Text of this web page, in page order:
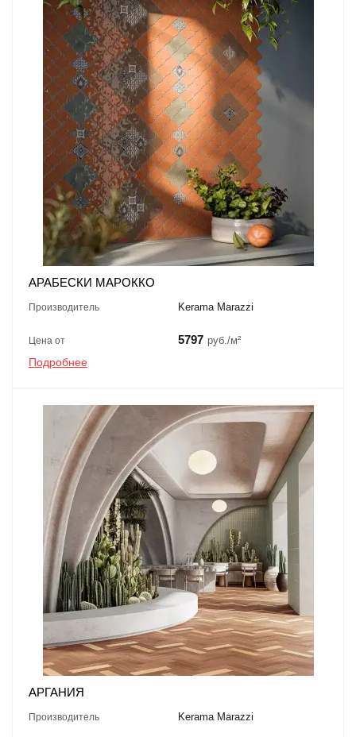
АРАБЕСКИ МАРОККО
Производитель Kerama Marazzi
Цена от 5797 руб./м²
Подробнее
АРГАНИЯ
Производитель Kerama Marazzi